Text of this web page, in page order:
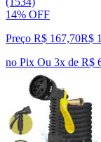
14% OFF
Preço R$ 167,70R$
no Pix Ou 3x de R$